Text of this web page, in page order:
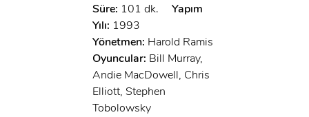
Süre: 101 dk.
Yapım
Yılı: 1993
Yönetmen: Harold Ramis
Oyuncular: Bill Murray,
Andie MacDowell, Chris
Elliott, Stephen
Tobolowsky